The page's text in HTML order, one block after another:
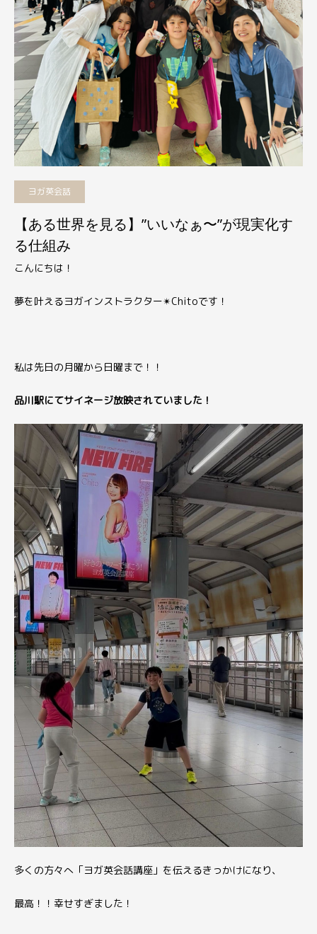
ヨガ英会話
【ある世界を見る】”いいなぁ〜”が現実化す
る仕組み
こんにちは！
夢を叶えるヨガインストラクター✴︎Chitoです！
私は先日の月曜から日曜まで！！
品川駅にてサイネージ放映されていました！
多くの方々へ「ヨガ英会話講座」を伝えるきっかけになり、
最高！！幸せすぎました！